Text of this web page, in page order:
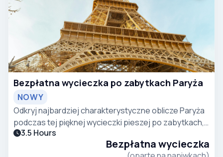
Bezpłatna wycieczka po zabytkach Paryża
NOWY
Odkryj najbardziej charakterystyczne oblicze Paryża
podczas tej pięknej wycieczki pieszej po zabytkach,
przygotowanej z myślą o turystach pragnących
doświadczyć elegancji, historii i niezapomnianych
3.5 Hours
Bezpłatna wycieczka